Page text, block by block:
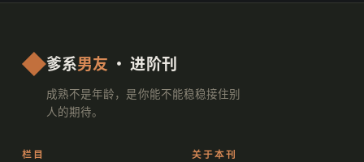
爹系男友 · 进阶刊
成熟不是年龄，是你能不能稳稳接住别
人的期待。
栏目 关于本刊